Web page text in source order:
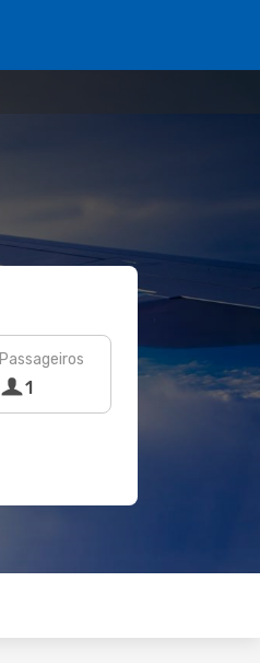
Passageiros
1